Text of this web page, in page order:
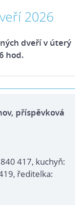
2026
dveří v úterý
hod.
příspěvková
417, kuchyň:
ředitelka: